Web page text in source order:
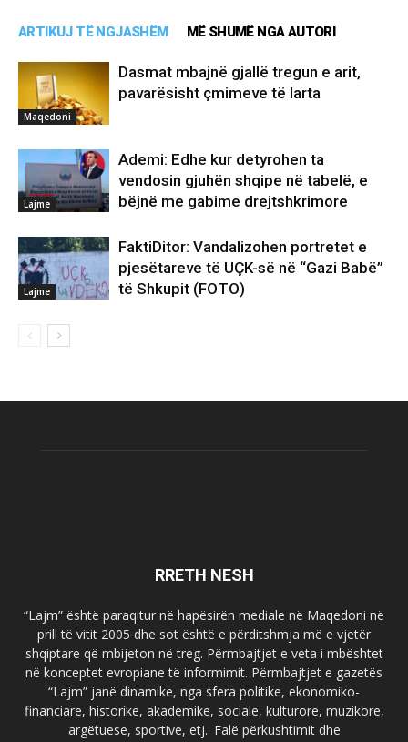
ARTIKUJ TË NGJASHËM MË SHUMË NGA AUTORI
Maqedoni
Dasmat mbajnë gjallë tregun e arit,
pavarësisht çmimeve të larta
Lajme
Ademi: Edhe kur detyrohen ta
vendosin gjuhën shqipe në tabelë, e
bëjnë me gabime drejtshkrimore
Lajme
FaktiDitor: Vandalizohen portretet e
pjesëtareve të UÇK-së në “Gazi Babë”
të Shkupit (FOTO)
RRETH NESH
“Lajm” është paraqitur në hapësirën mediale në Maqedoni në
prill të vitit 2005 dhe sot është e përditshmja më e vjetër
shqiptare që mbijeton në treg. Përmbajtjet e veta i mbështet
në konceptet evropiane të informimit. Përmbajtjet e gazetës
“Lajm” janë dinamike, nga sfera politike, ekonomiko-
financiare, historike, akademike, sociale, kulturore, muzikore,
argëtuese, sportive, etj.. Falë përkushtimit dhe